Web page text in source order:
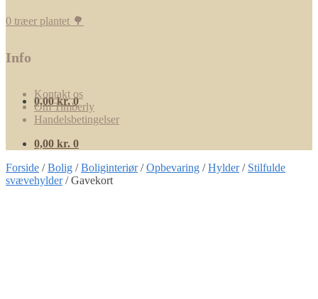
0,00kr. 0
0 træer plantet 🌳
Info
Kontakt os
Om Timberly
Handelsbetingelser
0,00 kr. 0
Forside /Bolig /Boliginteriør/Opbevaring /Hylder/ Stilfulde
svævehylder/Gavekort